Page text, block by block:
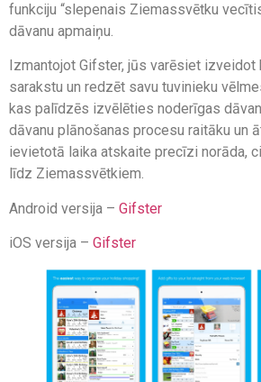
funkciju “slepenais Ziemassvētku
dāvanu apmaiņu.
Izmantojot Gifster, jūs varēsiet izveidot
sarakstu un redzēt savu tuvinieku
kas palīdzēs izvēlēties noderīgas
dāvanu plānošanas procesu raitāku un
ievietotā laika atskaite precīzi norāda,
līdz Ziemassvētkiem.
Android versija – Gifster
iOS versija – Gifster